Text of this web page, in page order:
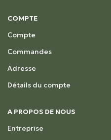
COMPTE
Compte
Commandes
Adresse
Détails du compte
A PROPOS DE NOUS
Entreprise